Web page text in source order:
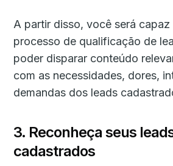
A partir disso, você será
processo de qualificação de
poder disparar conteúdo
com as necessidades, dores,
demandas dos leads
3. Reconheça seus
cadastrados